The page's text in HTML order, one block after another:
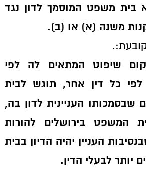
בית משפט המוסמך לדון נגד
משנה (א) או (ב).
שיפוט המתאים לה לפי
כל דין אחר, תוגש לבית
שבסמכותו העניינית לדון בה,
המשפט בירושלים להורות
העניין יהיה הדיון בבית
לבעלי הדין.